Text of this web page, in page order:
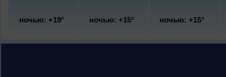
ночью: +19° ночью: +15° ночью: +15°